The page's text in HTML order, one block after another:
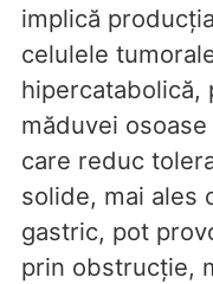
implică
celulele
hipercatabolică,
măduvei
care reduc
solide, mai ales
gastric, pot
prin obstrucție,